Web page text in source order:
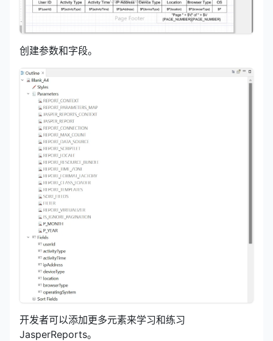
创建参数和字段。
开发者可以添加更多元素来学习和练习
JasperReports。